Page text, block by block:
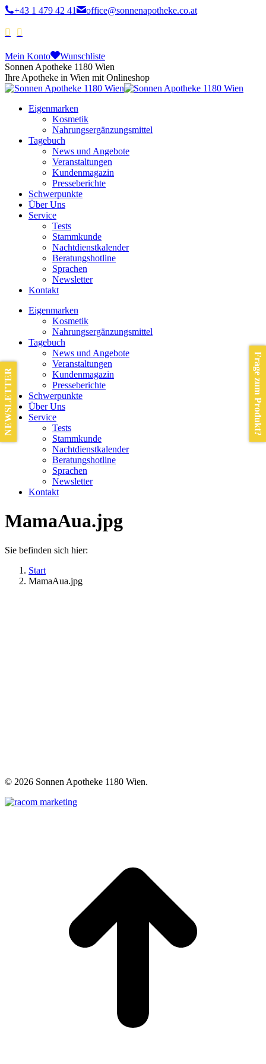
+43 1 479 42 41 office@sonnenapotheke.co.at
Mein Konto
Wunschliste
Sonnen Apotheke 1180 Wien
Ihre Apotheke in Wien mit Onlineshop
Eigenmarken
Kosmetik
Nahrungsergänzungsmittel
Tagebuch
News und Angebote
Veranstaltungen
Kundenmagazin
Presseberichte
Schwerpunkte
Über Uns
Service
Tests
Stammkunde
Nachtdienstkalender
Beratungshotline
Sprachen
Newsletter
Kontakt
Eigenmarken
Kosmetik
Nahrungsergänzungsmittel
Tagebuch
News und Angebote
Veranstaltungen
Kundenmagazin
Presseberichte
Schwerpunkte
Über Uns
Service
Tests
Stammkunde
Nachtdienstkalender
Beratungshotline
Sprachen
Newsletter
Kontakt
MamaAua.jpg
Sie befinden sich hier:
Start
MamaAua.jpg
© 2026 Sonnen Apotheke 1180 Wien.
Frage zum Produkt?
NEWSLETTER